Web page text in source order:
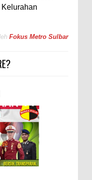
Fokus Metro Sulbar